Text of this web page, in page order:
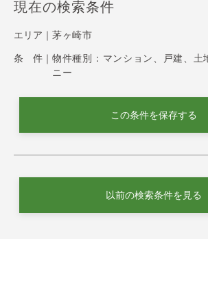
現在の検索条件
エリア｜ 茅ヶ崎市
条 件｜ 物件種別：マンション、戸建、土
ニー
この条件を保存する
以前の検索条件を見る